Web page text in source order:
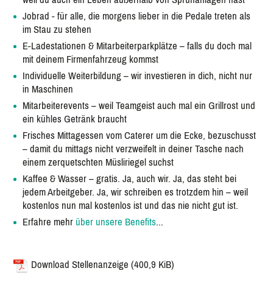
Jobrad - für alle, die morgens lieber in die Pedale treten als
im Stau zu stehen
E-Ladestationen & Mitarbeiterparkplätze – falls du doch mal
mit deinem Firmenfahrzeug kommst
Individuelle Weiterbildung – wir investieren in dich, nicht nur
in Maschinen
Mitarbeiterevents – weil Teamgeist auch mal ein Grillrost und
ein kühles Getränk braucht
Frisches Mittagessen vom Caterer um die Ecke, bezuschusst
– damit du mittags nicht verzweifelt in deiner Tasche nach
einem zerquetschten Müsliriegel suchst
Kaffee & Wasser – gratis. Ja, auch wir. Ja, das steht bei
jedem Arbeitgeber. Ja, wir schreiben es trotzdem hin – weil
kostenlos nun mal kostenlos ist und das nie nicht gut ist.
Erfahre mehrüber unsere Benefits...
Download Stellenanzeige(400,9 KiB)